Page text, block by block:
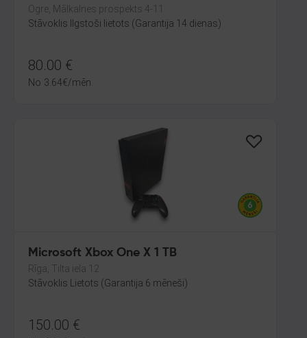
Ogre, Mālkalnes prospekts 4-11
Stāvoklis Ilgstoši lietots (Garantija 14 dienas)
80.00 €
No 3.64€/mēn.
Microsoft Xbox One X 1 TB
Rīga, Tilta iela 12
Stāvoklis Lietots (Garantija 6 mēneši)
150.00 €